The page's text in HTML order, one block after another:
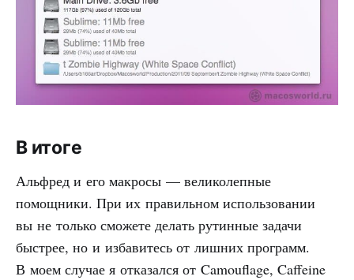
В итоге
Альфред и его макросы — великолепные
помощники. При их правильном использовании
вы не только сможете делать рутинные задачи
быстрее, но и избавитесь от лишних программ.
В моем случае я отказался от Camouflage, Caffeine